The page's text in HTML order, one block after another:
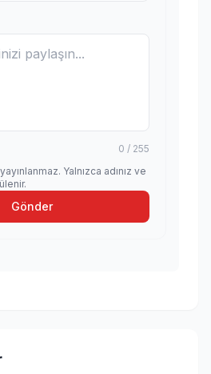
0 / 255
Yalnızca adınız ve
Gönder